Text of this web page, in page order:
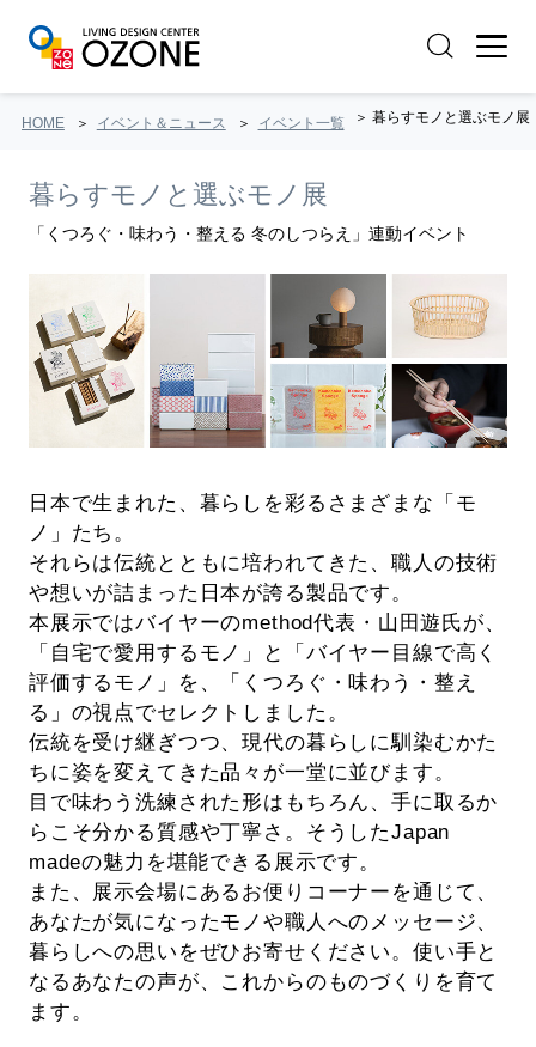
HOME イベント＆ニュース イベント一覧 暮らすモノと選ぶモノ展
暮らすモノと選ぶモノ展
「くつろぐ・味わう・整える 冬のしつらえ」連動イベント
日本で生まれた、暮らしを彩るさまざまな「モ
ノ」たち。
それらは伝統とともに培われてきた、職人の技術
や想いが詰まった日本が誇る製品です。
本展示ではバイヤーのmethod代表・山田遊氏が、
「自宅で愛用するモノ」と「バイヤー目線で高く
評価するモノ」を、「くつろぐ・味わう・整え
る」の視点でセレクトしました。
伝統を受け継ぎつつ、現代の暮らしに馴染むかた
ちに姿を変えてきた品々が一堂に並びます。
目で味わう洗練された形はもちろん、手に取るか
らこそ分かる質感や丁寧さ。そうしたJapan
madeの魅力を堪能できる展示です。
また、展示会場にあるお便りコーナーを通じて、
あなたが気になったモノや職人へのメッセージ、
暮らしへの思いをぜひお寄せください。使い手と
なるあなたの声が、これからのものづくりを育て
ます。